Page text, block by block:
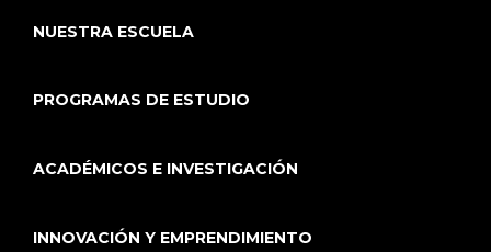
NUESTRA ESCUELA
PROGRAMAS DE ESTUDIO
ACADÉMICOS E INVESTIGACIÓN
INNOVACIÓN Y EMPRENDIMIENTO